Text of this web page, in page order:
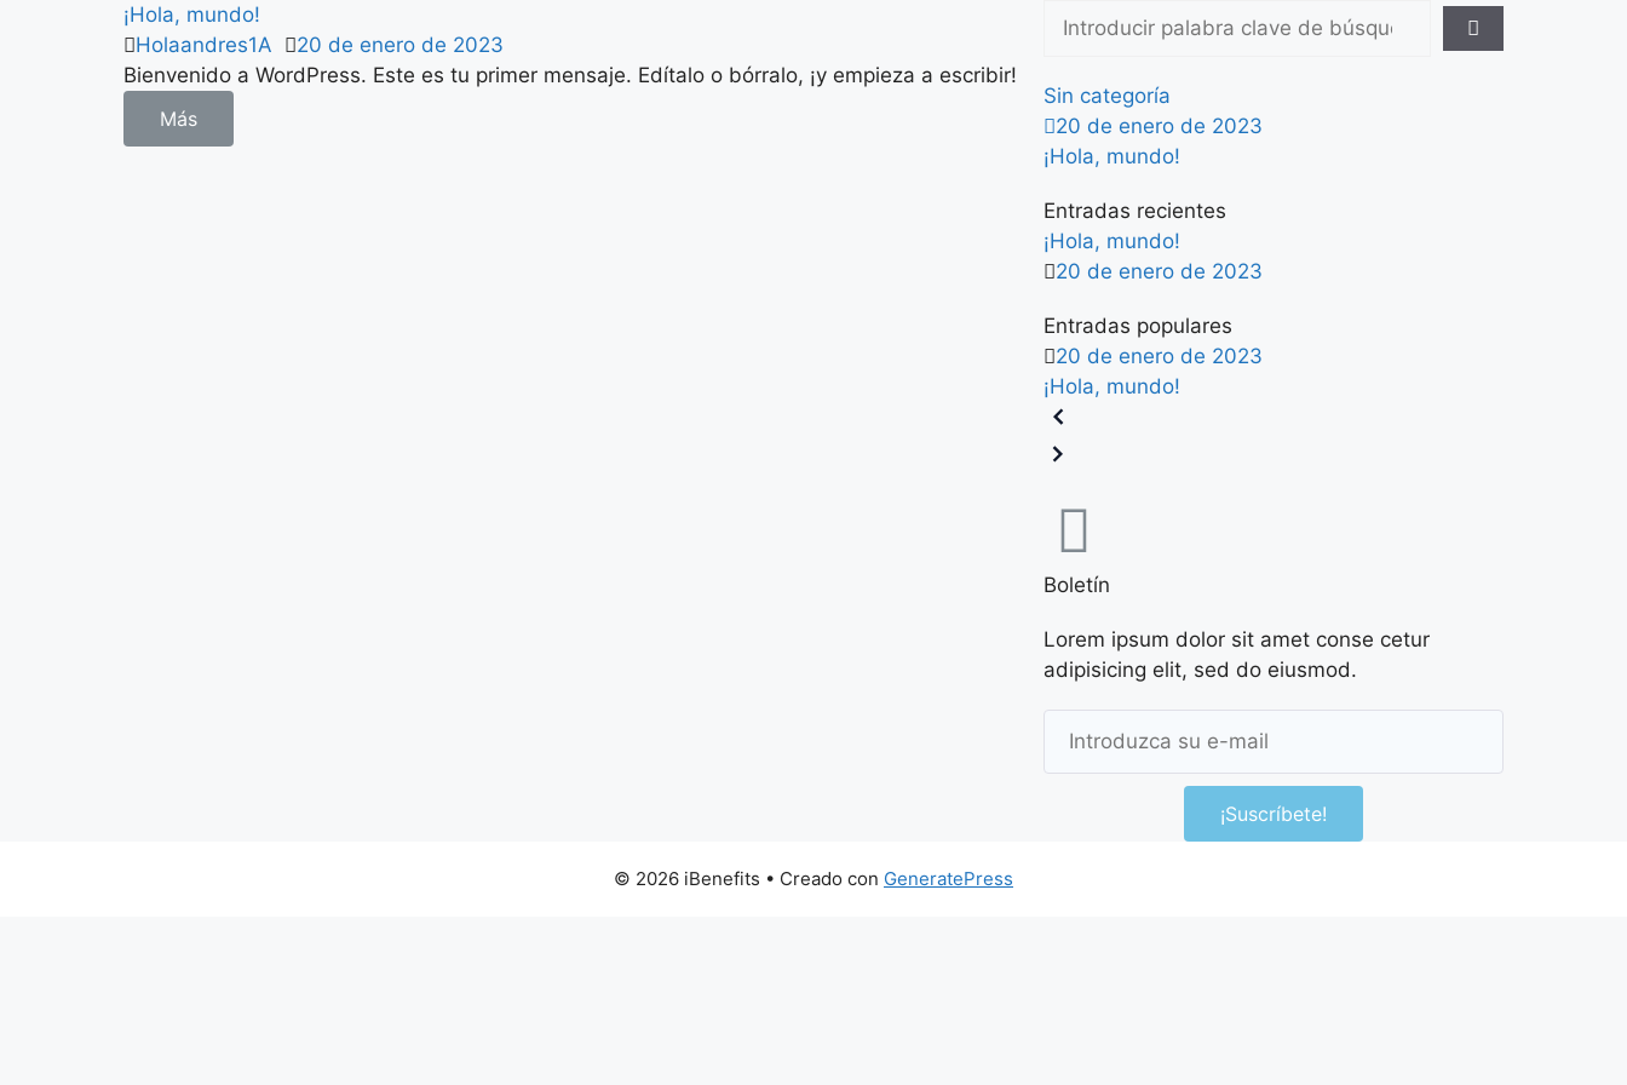
¡Hola, mundo!
Holaandres1A
20 de enero de 2023
Bienvenido a WordPress. Este es tu primer mensaje. Edítalo o bórralo, ¡y empieza a escribir!
Más
Sin categoría
20 de enero de 2023
¡Hola, mundo!
Entradas recientes
¡Hola, mundo!
20 de enero de 2023
Entradas populares
20 de enero de 2023
¡Hola, mundo!
Boletín
Lorem ipsum dolor sit amet conse cetur
adipisicing elit, sed do eiusmod.
¡Suscríbete!
© 2026 iBenefits • Creado con GeneratePress